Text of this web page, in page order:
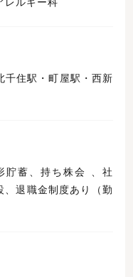
千住駅・町屋駅・西新
貯蓄、持ち株会 、社
退職金制度あり（勤